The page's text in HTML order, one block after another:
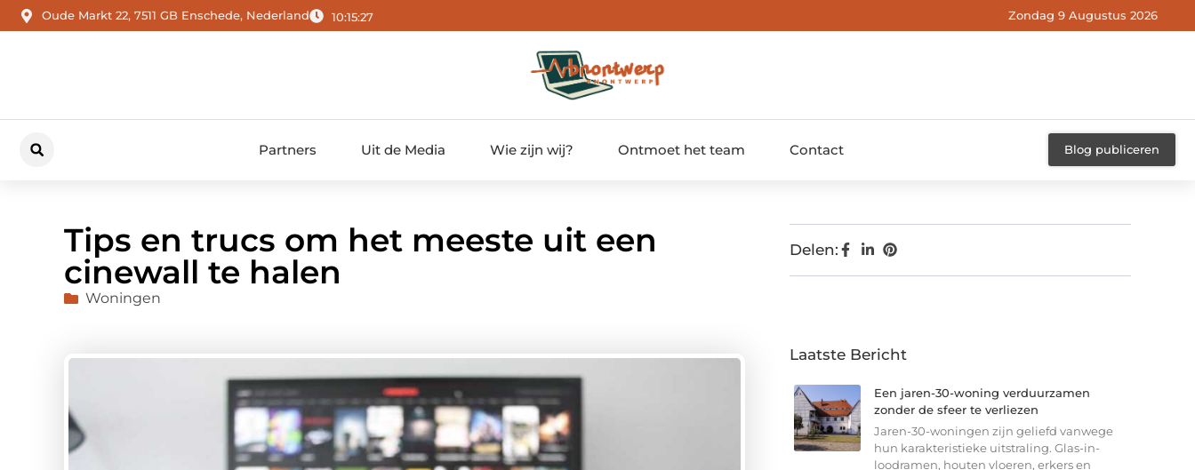
Oude Markt 22, 7511 GB Enschede, Nederland 10:15:29 Zondag 9 Augustus 2026
Partners Uit de Media Wie zijn wij? Ontmoet het team Contact Blog publiceren
Tips en trucs om het meeste uit een
cinewall te halen
Woningen
Delen:
Laatste Bericht
Een jaren-30-woning verduurzamen
zonder de sfeer te verliezen
Jaren-30-woningen zijn geliefd vanwege
hun karakteristieke uitstraling. Glas-in-
loodramen, houten vloeren, erkers en